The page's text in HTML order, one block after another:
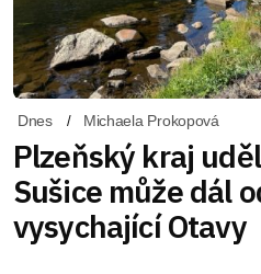
Dnes Michaela Prokopová
Plzeňský kraj
Sušice může dál
vysychající Otavy